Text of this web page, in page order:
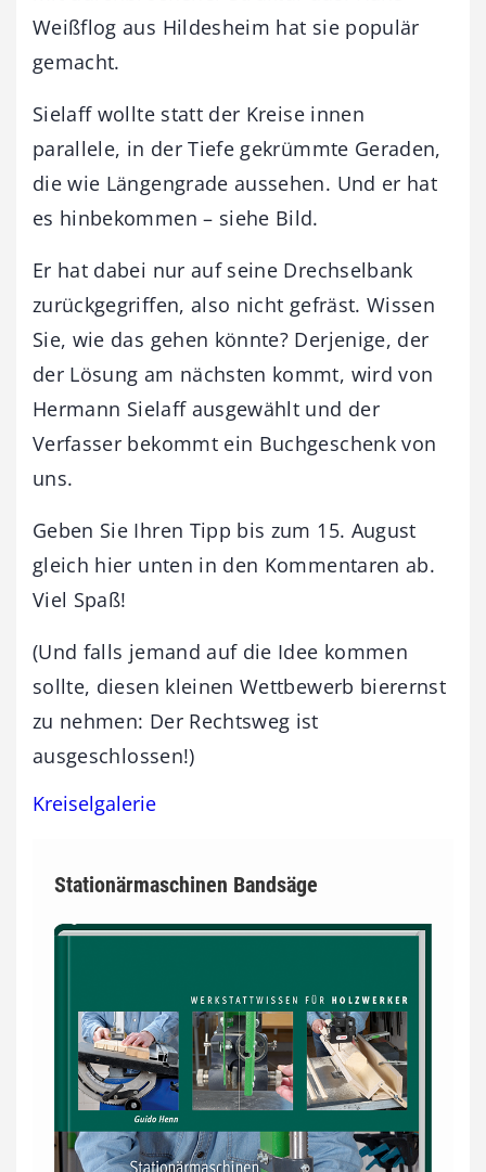
Weißflog aus Hildesheim hat sie populär
gemacht.
Sielaff wollte statt der Kreise innen
parallele, in der Tiefe gekrümmte Geraden,
die wie Längengrade aussehen. Und er hat
es hinbekommen – siehe Bild.
Er hat dabei nur auf seine Drechselbank
zurückgegriffen, also nicht gefräst. Wissen
Sie, wie das gehen könnte? Derjenige, der
der Lösung am nächsten kommt, wird von
Hermann Sielaff ausgewählt und der
Verfasser bekommt ein Buchgeschenk von
uns.
Geben Sie Ihren Tipp bis zum 15. August
gleich hier unten in den Kommentaren ab.
Viel Spaß!
(Und falls jemand auf die Idee kommen
sollte, diesen kleinen Wettbewerb bierernst
zu nehmen: Der Rechtsweg ist
ausgeschlossen!)
Kreiselgalerie
Stationärmaschinen Bandsäge